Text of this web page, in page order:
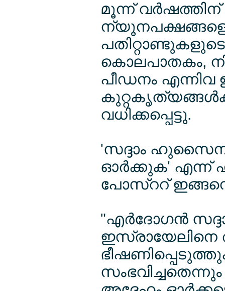
മൂന്ന് വര്‍ഷത്തിന്
ന്യൂനപക്ഷങ്ങളെ
കൊലപാതകം,
പീഡനം എന്നിവ
കുറ്റകൃത്യങ്ങള്‍ക്ക്
വധിക്കപ്പെട്ടു.
'സദ്ദാം
ഓര്‍ക്കുക' എന്ന്
പോസ്ററ്
"എര്‍ദോഗന്‍
ഇസ്രായേലിനെ